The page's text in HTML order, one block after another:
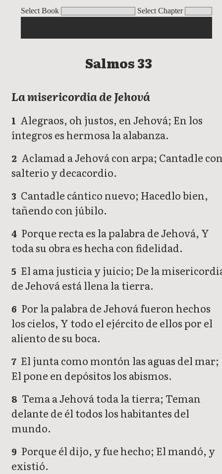
Select Book Select Chapter
Salmos
Salmos 33
La misericordia de Jehová
1 Alegraos, oh justos, en Jehová; En los
íntegros es hermosa la alabanza.
2 Aclamad a Jehová con arpa; Cantadle
salterio y decacordio.
3 Cantadle cántico nuevo; Hacedlo bien,
tañendo con júbilo.
4 Porque recta es la palabra de Jehová, Y
toda su obra es hecha con fidelidad.
5 El ama justicia y juicio; De la
de Jehová está llena la tierra.
6 Por la palabra de Jehová fueron hechos
los cielos, Y todo el ejército de ellos por el
aliento de su boca.
7 El junta como montón las aguas del mar;
El pone en depósitos los abismos.
8 Tema a Jehová toda la tierra; Teman
delante de él todos los habitantes del
mundo.
9 Porque él dijo, y fue hecho; El mandó, y
existió.